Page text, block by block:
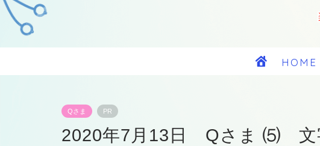
HOME
Qさま PR
2020年7月13日 Qさま ⑸ 文